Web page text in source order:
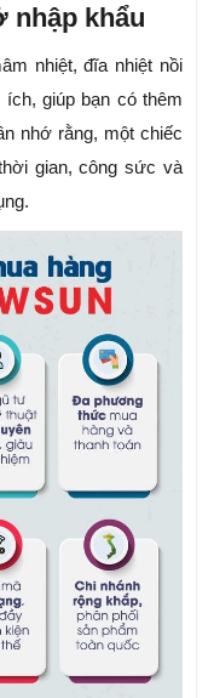
nhập khẩu
nhiệt, đĩa nhiệt nồi
giúp bạn có thêm
nhớ rằng, một chiếc
gian, công sức và